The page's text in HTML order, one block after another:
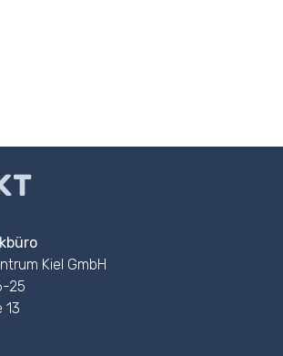
Kiel GmbH
25
13